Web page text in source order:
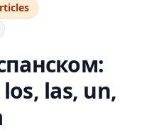
las, un,